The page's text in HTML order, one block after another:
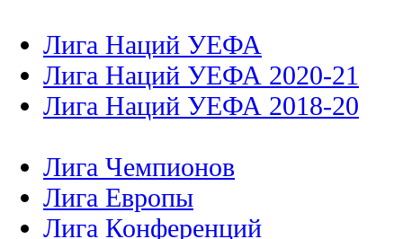
Лига Наций УЕФА
Лига Наций УЕФА 2020-21
Лига Наций УЕФА 2018-20
Лига Чемпионов
Лига Европы
Лига Конференций